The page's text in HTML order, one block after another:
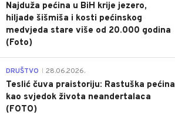
Najduža pećina u BiH krije jezero,
hiljade šišmiša i kosti pećinskog
medvjeda stare više od 20.000 godina
(Foto)
DRUŠTVO 28.06.2026.
Teslić čuva praistoriju: Rastuška pećina
kao svjedok života neandertalaca
(FOTO)